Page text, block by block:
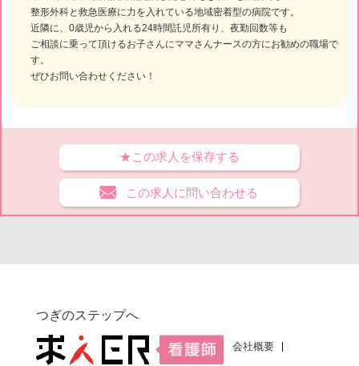
整形外科と救急医療に力を入れている地域密着型の病院です。
近隣に、0歳児から入れる24時間託児所有り、夜勤回数等も
ご相談に乗って頂けるお子さんにママさんナースの方にお勧めの職場で
す。
ぜひお問い合わせください！
★この求人を保存する
この求人に問い合わせる
つぎのステップへ
会社概要